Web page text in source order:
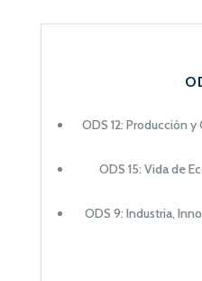
ODS 12: Producción
ODS 15: Vida de
ODS 9: Industria,